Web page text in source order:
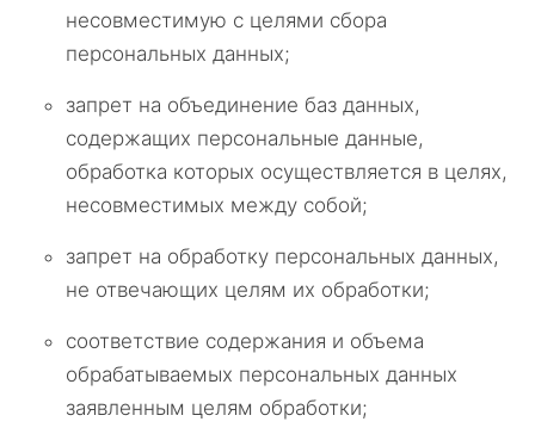
несовместимую с целями сбора
персональных данных;
запрет на объединение баз данных,
содержащих персональные данные,
обработка которых осуществляется в целях,
несовместимых между собой;
запрет на обработку персональных данных,
не отвечающих целям их обработки;
соответствие содержания и объема
обрабатываемых персональных данных
заявленным целям обработки;